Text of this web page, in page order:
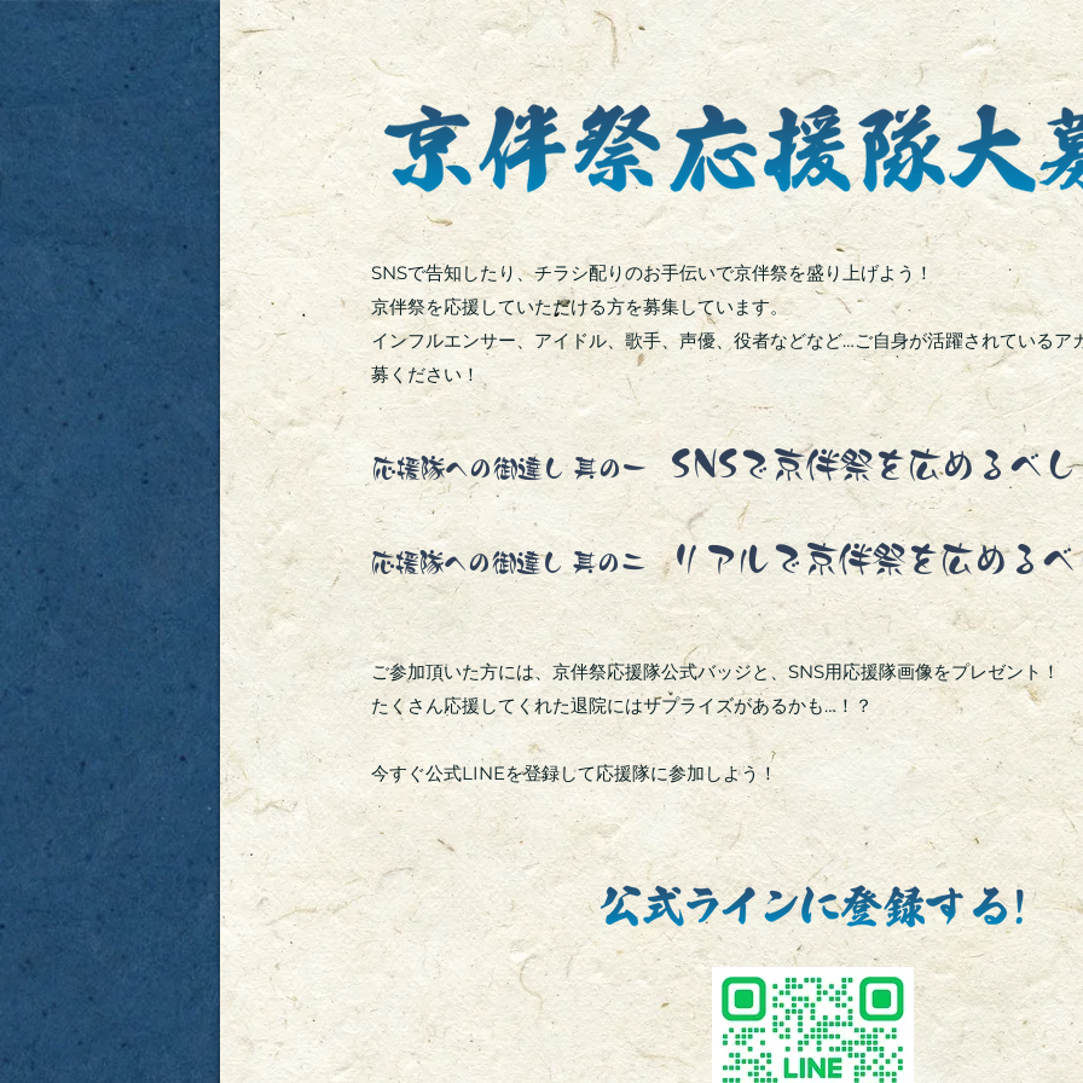
SNSで告知したり、チラシ配りのお手伝いで京伴祭を盛り上げよう！
京伴祭を応援していただける方を募集しています。
インフルエンサー、アイドル、歌手、声優、役者などなど…ご自身が活躍されているア
募ください！
応援隊への御達し 其の一 SNSで京伴祭を広めるべし
応援隊への御達し 其の二リアルで京伴祭を広めるべ
ご参加頂いた方には、京伴祭応援隊公式バッジと、SNS用応援隊画像をプレゼント！
たくさん応援してくれた退院にはサプライズがあるかも…！？
今すぐ公式LINEを登録して応援隊に参加しよう！